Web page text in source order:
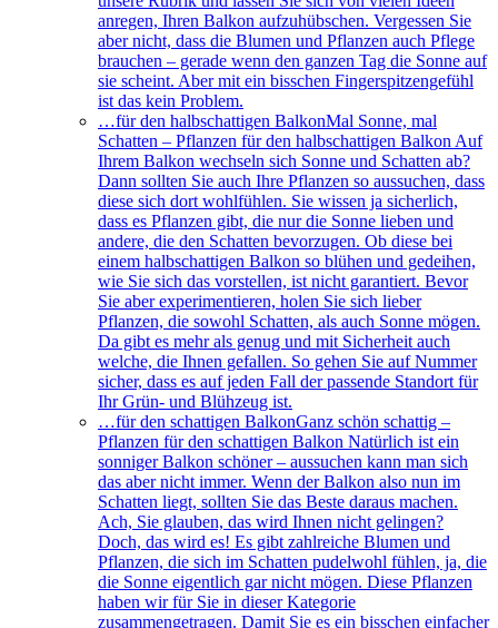
anregen, Ihren Balkon aufzuhübschen. Vergessen Sie
aber nicht, dass die Blumen und Pflanzen auch Pflege
brauchen – gerade wenn den ganzen Tag die Sonne auf
sie scheint. Aber mit ein bisschen Fingerspitzengefühl
ist das kein Problem.
…für den halbschattigen BalkonMal Sonne, mal
Schatten – Pflanzen für den halbschattigen Balkon Auf
Ihrem Balkon wechseln sich Sonne und Schatten ab?
Dann sollten Sie auch Ihre Pflanzen so aussuchen, dass
diese sich dort wohlfühlen. Sie wissen ja sicherlich,
dass es Pflanzen gibt, die nur die Sonne lieben und
andere, die den Schatten bevorzugen. Ob diese bei
einem halbschattigen Balkon so blühen und gedeihen,
wie Sie sich das vorstellen, ist nicht garantiert. Bevor
Sie aber experimentieren, holen Sie sich lieber
Pflanzen, die sowohl Schatten, als auch Sonne mögen.
Da gibt es mehr als genug und mit Sicherheit auch
welche, die Ihnen gefallen. So gehen Sie auf Nummer
sicher, dass es auf jeden Fall der passende Standort für
Ihr Grün- und Blühzeug ist.
…für den schattigen BalkonGanz schön schattig –
Pflanzen für den schattigen Balkon Natürlich ist ein
sonniger Balkon schöner – aussuchen kann man sich
das aber nicht immer. Wenn der Balkon also nun im
Schatten liegt, sollten Sie das Beste daraus machen.
Ach, Sie glauben, das wird Ihnen nicht gelingen?
Doch, das wird es! Es gibt zahlreiche Blumen und
Pflanzen, die sich im Schatten pudelwohl fühlen, ja, die
die Sonne eigentlich gar nicht mögen. Diese Pflanzen
haben wir für Sie in dieser Kategorie
zusammengetragen. Damit Sie es ein bisschen einfacher